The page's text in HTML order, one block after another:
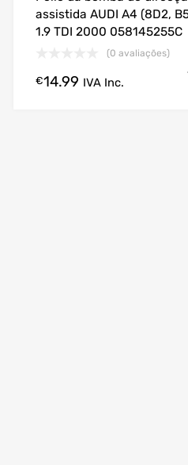
assistida AUDI A4 (8D2,
1.9 TDI 2000 058145255C
(0 avaliações)
€14.99 IVA Inc.